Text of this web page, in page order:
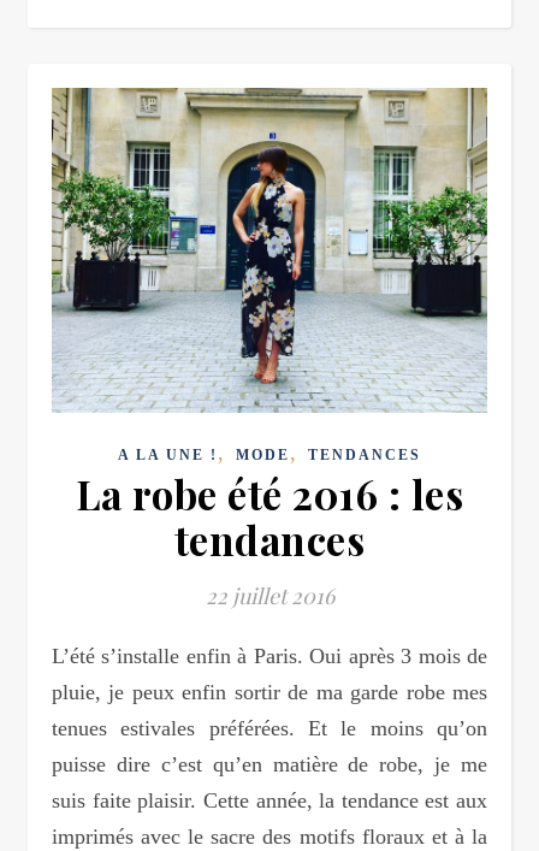
A LA UNE ! , MODE , TENDANCES
La robe été 2016 : les
tendances
22 juillet 2016
L’été s’installe enfin à Paris. Oui après 3 mois de
pluie, je peux enfin sortir de ma garde robe mes
tenues estivales préférées. Et le moins qu’on
puisse dire c’est qu’en matière de robe, je me
suis faite plaisir. Cette année, la tendance est aux
imprimés avec le sacre des motifs floraux et à la